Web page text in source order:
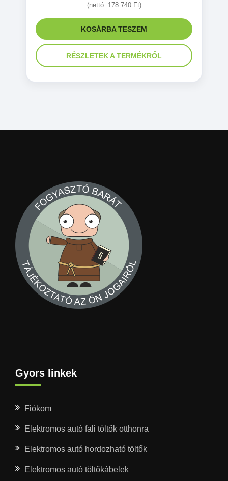
(nettó: 178 740 Ft)
KOSÁRBA TESZEM
RÉSZLETEK A TERMÉKRŐL
Gyors linkek
Fiókom
Elektromos autó fali töltők otthonra
Elektromos autó hordozható töltők
Elektromos autó töltőkábelek